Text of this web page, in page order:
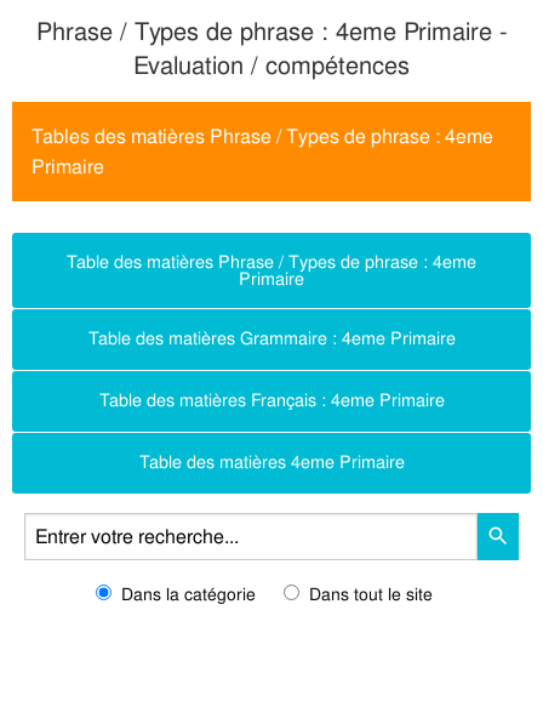
Phrase / Types de phrase : 4eme Primaire -
Evaluation / compétences
Tables des matières Phrase / Types de phrase : 4eme
Primaire
Table des matières Phrase / Types de phrase : 4eme
Primaire
Table des matières Grammaire : 4eme Primaire
Table des matières Français : 4eme Primaire
Table des matières 4eme Primaire
Dans la catégorie Dans tout le site